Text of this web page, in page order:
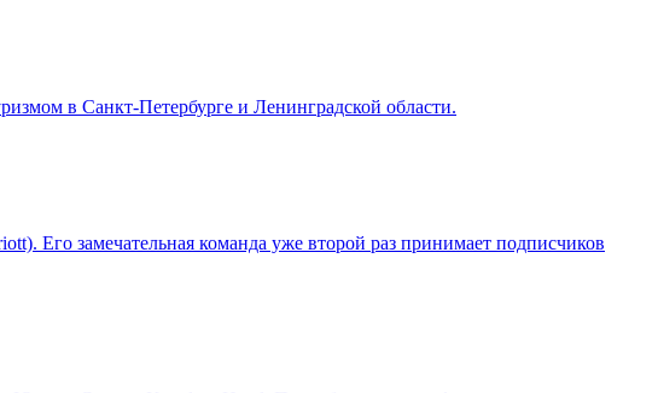
в Санкт-Петербурге и Ленинградской области.
Его замечательная команда уже второй раз принимает подписчиков